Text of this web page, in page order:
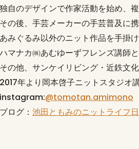
独自のデザインで作家活動を始め、
その後、手芸メーカーの手芸普及に携
あみぐるみ以外のニット作品を手掛
ハマナカ㈱あむゆーずフレンズ講師
その他、サンケイリビング・近鉄文
2017年より岡本啓子ニットスタジオ
instagram:@tomotan.amimono
ブログ： 池田ともみのニットライフ